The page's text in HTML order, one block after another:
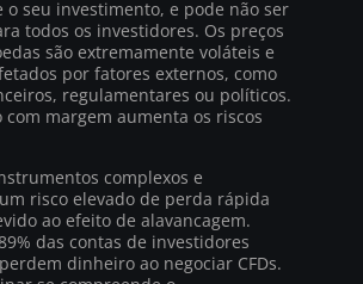
o seu investimento, e pode não ser
todos os investidores. Os preços
são extremamente voláteis e
por fatores externos, como
regulamentares ou políticos.
com margem aumenta os riscos
complexos e
risco elevado de perda rápida
ao efeito de alavancagem.
das contas de investidores
dinheiro ao negociar CFDs.